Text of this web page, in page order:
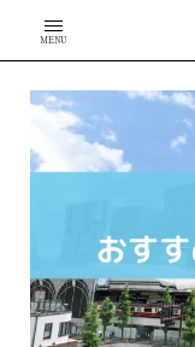
MENU